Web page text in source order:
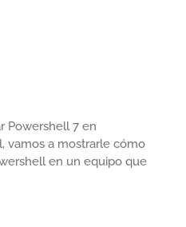
Powershell 7 en
vamos a mostrarle cómo
en un equipo que